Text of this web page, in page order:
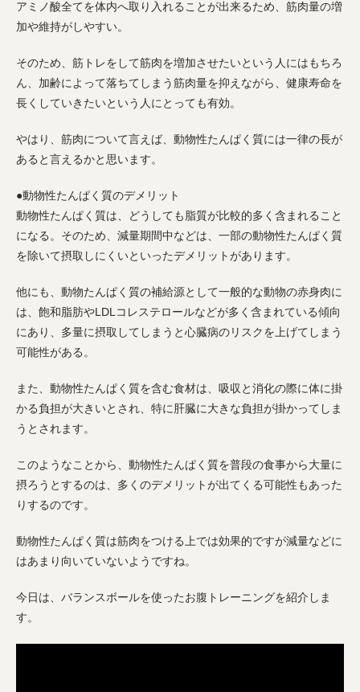
アミノ酸全てを体内へ取り入れることが出来るため、筋肉量の増
加や維持がしやすい。
そのため、筋トレをして筋肉を増加させたいという人にはもちろ
ん、加齢によって落ちてしまう筋肉量を抑えながら、健康寿命を
長くしていきたいという人にとっても有効。
やはり、筋肉について言えば、動物性たんぱく質には一律の長が
あると言えるかと思います。
●動物性たんぱく質のデメリット
動物性たんぱく質は、どうしても脂質が比較的多く含まれること
になる。そのため、減量期間中などは、一部の動物性たんぱく質
を除いて摂取しにくいといったデメリットがあります。
他にも、動物たんぱく質の補給源として一般的な動物の赤身肉に
は、飽和脂肪やLDLコレステロールなどが多く含まれている傾向
にあり、多量に摂取してしまうと心臓病のリスクを上げてしまう
可能性がある。
また、動物性たんぱく質を含む食材は、吸収と消化の際に体に掛
かる負担が大きいとされ、特に肝臓に大きな負担が掛かってしま
うとされます。
このようなことから、動物性たんぱく質を普段の食事から大量に
摂ろうとするのは、多くのデメリットが出てくる可能性もあった
りするのです。
動物性たんぱく質は筋肉をつける上では効果的ですが減量などに
はあまり向いていないようですね。
今日は、バランスボールを使ったお腹トレーニングを紹介しま
す。